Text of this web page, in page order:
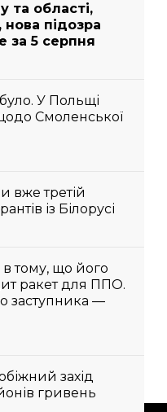
та області,
підозра
за 5 серпня
У Польщі
Смоленської
вже третій
із Білорусі
в тому, що його
ракет для ППО.
заступника —
захід
гривень